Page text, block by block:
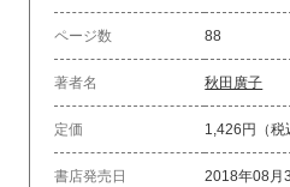
ページ数 88
著者名 秋田廣子
定価 1,426円（税
書店発売日 2018年08月